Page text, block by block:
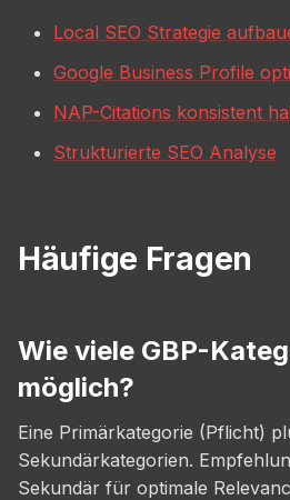
Local SEO Strategie
Google Business Profile
NAP-Citations konsistent
Strukturierte SEO Analyse
Häufige Fragen
Wie viele GBP-
möglich?
Eine Primärkategorie (Pflicht)
Sekundärkategorien.
Sekundär für optimale